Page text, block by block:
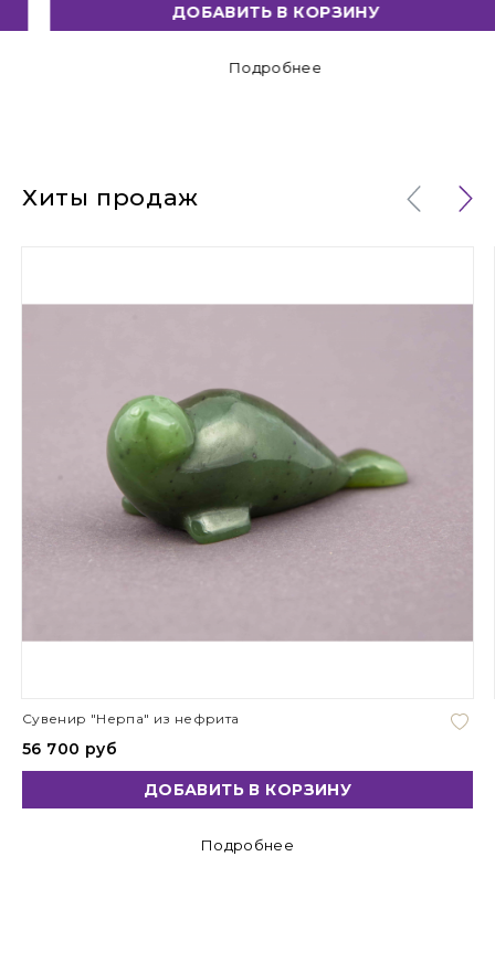
ДОБАВИТЬ В КОРЗИНУ
Подробнее
Хиты продаж
Сувенир "Нерпа" из нефрита
56 700 руб
ДОБАВИТЬ В КОРЗИНУ
Подробнее